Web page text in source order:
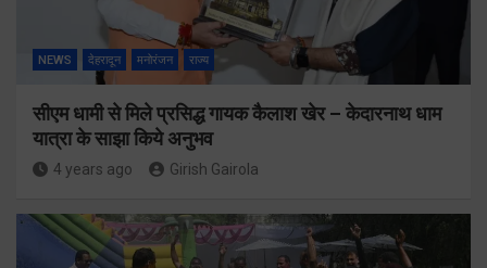
NEWS देहरादून मनोरंजन राज्य
सीएम धामी से मिले प्रसिद्ध गायक कैलाश खेर – केदारनाथ धाम
यात्रा के साझा किये अनुभव
4 years ago Girish Gairola